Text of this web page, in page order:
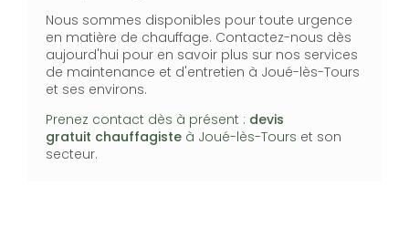
Nous sommes disponibles pour toute urgence
en matière de chauffage. Contactez-nous dès
aujourd'hui pour en savoir plus sur nos services
de maintenance et d'entretien à Joué-lès-Tours
et ses environs.
Prenez contact dès à présent : devis
gratuit chauffagiste à Joué-lès-Tours et son
secteur.